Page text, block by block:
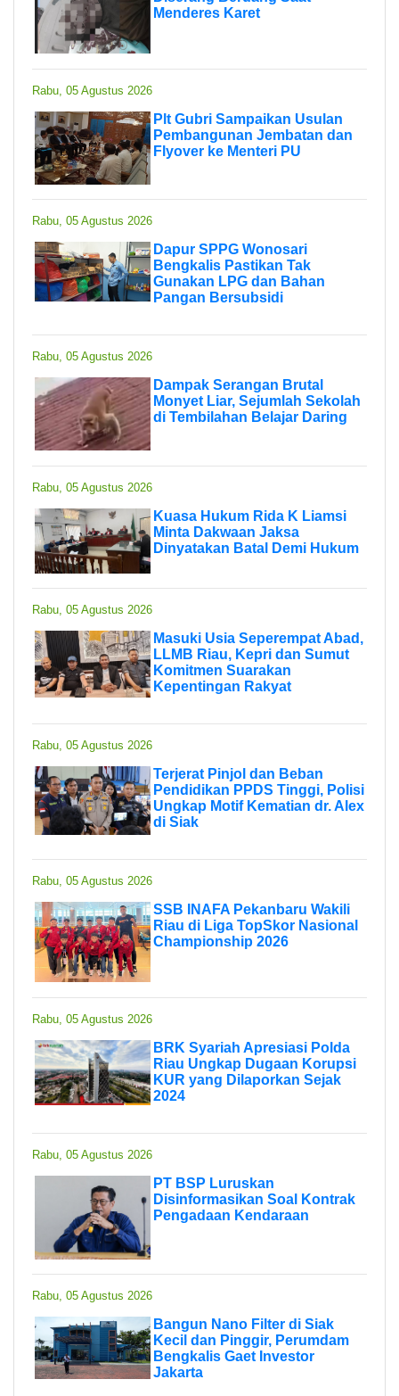
Menderes Karet
Rabu, 05 Agustus 2026
Plt Gubri Sampaikan Usulan
Pembangunan Jembatan dan
Flyover ke Menteri PU
Rabu, 05 Agustus 2026
Dapur SPPG Wonosari
Bengkalis Pastikan Tak
Gunakan LPG dan Bahan
Pangan Bersubsidi
Rabu, 05 Agustus 2026
Dampak Serangan Brutal
Monyet Liar, Sejumlah Sekolah
di Tembilahan Belajar Daring
Rabu, 05 Agustus 2026
Kuasa Hukum Rida K Liamsi
Minta Dakwaan Jaksa
Dinyatakan Batal Demi Hukum
Rabu, 05 Agustus 2026
Masuki Usia Seperempat Abad,
LLMB Riau, Kepri dan Sumut
Komitmen Suarakan
Kepentingan Rakyat
Rabu, 05 Agustus 2026
Terjerat Pinjol dan Beban
Pendidikan PPDS Tinggi, Polisi
Ungkap Motif Kematian dr. Alex
di Siak
Rabu, 05 Agustus 2026
SSB INAFA Pekanbaru Wakili
Riau di Liga TopSkor Nasional
Championship 2026
Rabu, 05 Agustus 2026
BRK Syariah Apresiasi Polda
Riau Ungkap Dugaan Korupsi
KUR yang Dilaporkan Sejak
2024
Rabu, 05 Agustus 2026
PT BSP Luruskan
Disinformasikan Soal Kontrak
Pengadaan Kendaraan
Rabu, 05 Agustus 2026
Bangun Nano Filter di Siak
Kecil dan Pinggir, Perumdam
Bengkalis Gaet Investor
Jakarta